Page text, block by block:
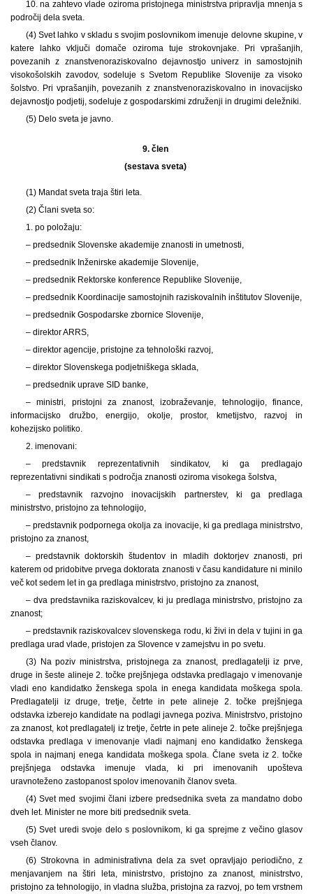
10. na zahtevo vlade oziroma pristojnega ministrstva pripravlja mnenja s
področij dela sveta.
(4) Svet lahko v skladu s svojim poslovnikom imenuje delovne skupine, v
katere lahko vključi domače oziroma tuje strokovnjake. Pri vprašanjih,
povezanih z znanstvenoraziskovalno dejavnostjo univerz in samostojnih
visokošolskih zavodov, sodeluje s Svetom Republike Slovenije za visoko
šolstvo. Pri vprašanjih, povezanih z znanstvenoraziskovalno in inovacijsko
dejavnostjo podjetij, sodeluje z gospodarskimi združenji in drugimi deležniki.
(5) Delo sveta je javno.
9. člen
(sestava sveta)
(1) Mandat sveta traja štiri leta.
(2) Člani sveta so:
1. po položaju:
– predsednik Slovenske akademije znanosti in umetnosti,
– predsednik Inženirske akademije Slovenije,
– predsednik Rektorske konference Republike Slovenije,
– predsednik Koordinacije samostojnih raziskovalnih inštitutov Slovenije,
– predsednik Gospodarske zbornice Slovenije,
– direktor ARRS,
– direktor agencije, pristojne za tehnološki razvoj,
– direktor Slovenskega podjetniškega sklada,
– predsednik uprave SID banke,
– ministri, pristojni za znanost, izobraževanje, tehnologijo, finance,
informacijsko družbo, energijo, okolje, prostor, kmetijstvo, razvoj in
kohezijsko politiko.
2. imenovani:
– predstavnik reprezentativnih sindikatov, ki ga predlagajo
reprezentativni sindikati s področja znanosti oziroma visokega šolstva,
– predstavnik razvojno inovacijskih partnerstev, ki ga predlaga
ministrstvo, pristojno za tehnologijo,
– predstavnik podpornega okolja za inovacije, ki ga predlaga ministrstvo,
pristojno za znanost,
– predstavnik doktorskih študentov in mladih doktorjev znanosti, pri
katerem od pridobitve prvega doktorata znanosti v času kandidature ni minilo
več kot sedem let in ga predlaga ministrstvo, pristojno za znanost,
– dva predstavnika raziskovalcev, ki ju predlaga ministrstvo, pristojno za
znanost;
– predstavnik raziskovalcev slovenskega rodu, ki živi in dela v tujini in ga
predlaga urad vlade, pristojen za Slovence v zamejstvu in po svetu.
(3) Na poziv ministrstva, pristojnega za znanost, predlagatelji iz prve,
druge in šeste alineje 2. točke prejšnjega odstavka predlagajo v imenovanje
vladi eno kandidatko ženskega spola in enega kandidata moškega spola.
Predlagatelji iz druge, tretje, četrte in pete alineje 2. točke prejšnjega
odstavka izberejo kandidate na podlagi javnega poziva. Ministrstvo, pristojno
za znanost, kot predlagatelj iz tretje, četrte in pete alineje 2. točke prejšnjega
odstavka predlaga v imenovanje vladi najmanj eno kandidatko ženskega
spola in najmanj enega kandidata moškega spola. Člane sveta iz 2. točke
prejšnjega odstavka imenuje vlada, ki pri imenovanih upošteva
uravnoteženo zastopanost spolov imenovanih članov sveta.
(4) Svet med svojimi člani izbere predsednika sveta za mandatno dobo
dveh let. Minister ne more biti predsednik sveta.
(5) Svet uredi svoje delo s poslovnikom, ki ga sprejme z večino glasov
vseh članov.
(6) Strokovna in administrativna dela za svet opravljajo periodično, z
menjavanjem na štiri leta, ministrstvo, pristojno za znanost, ministrstvo,
pristojno za tehnologijo, in vladna služba, pristojna za razvoj, po tem vrstnem